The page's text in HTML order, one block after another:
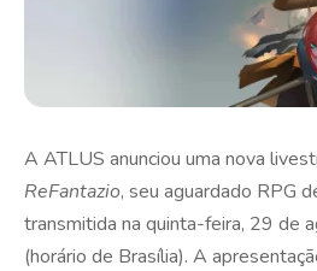
A ATLUS anunciou uma nova
ReFantazio, seu aguardado RPG
transmitida na quinta-feira, 29 de
(horário de Brasília). A